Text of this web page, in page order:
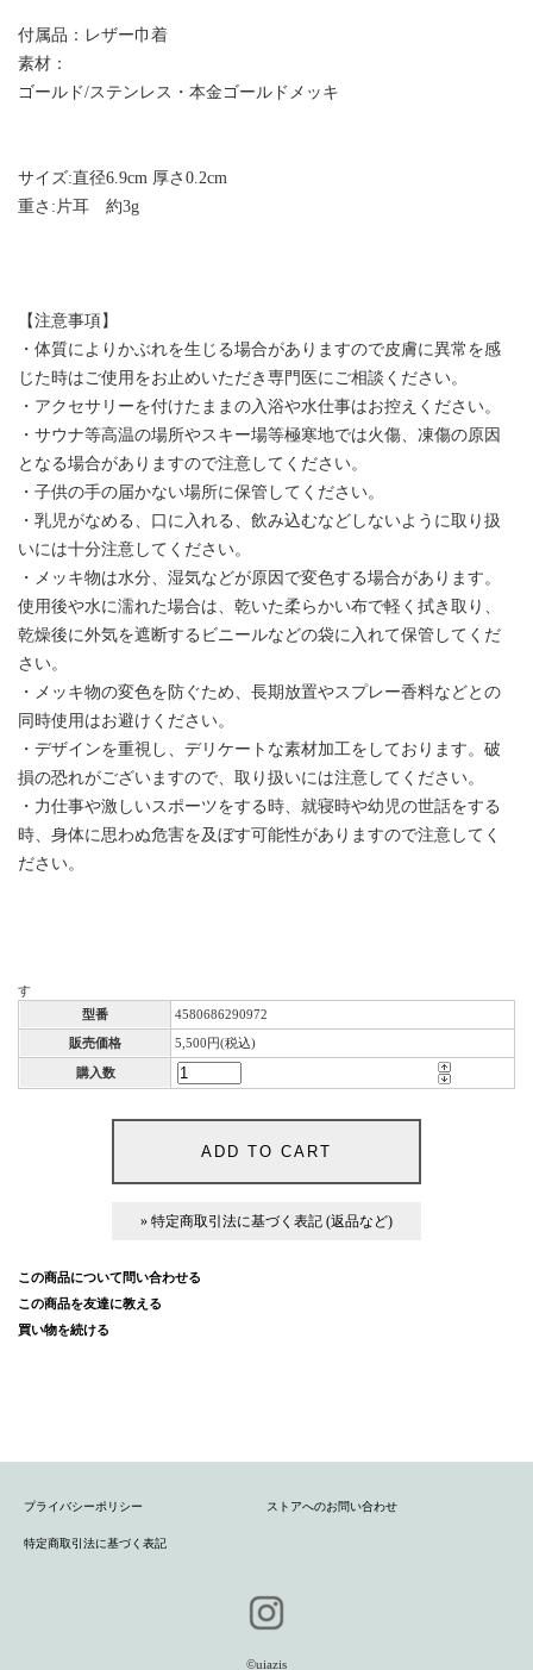
付属品：レザー巾着
素材：
ゴールド/ステンレス・本金ゴールドメッキ
サイズ:直径6.9cm 厚さ0.2cm
重さ:片耳 約3g
【注意事項】
・体質によりかぶれを生じる場合がありますので皮膚に異常を感
じた時はご使用をお止めいただき専門医にご相談ください。
・アクセサリーを付けたままの入浴や水仕事はお控えください。
・サウナ等高温の場所やスキー場等極寒地では火傷、凍傷の原因
となる場合がありますので注意してください。
・子供の手の届かない場所に保管してください。
・乳児がなめる、口に入れる、飲み込むなどしないように取り扱
いには十分注意してください。
・メッキ物は水分、湿気などが原因で変色する場合があります。
使用後や水に濡れた場合は、乾いた柔らかい布で軽く拭き取り、
乾燥後に外気を遮断するビニールなどの袋に入れて保管してくだ
さい。
・メッキ物の変色を防ぐため、長期放置やスプレー香料などとの
同時使用はお避けください。
・デザインを重視し、デリケートな素材加工をしております。破
損の恐れがございますので、取り扱いには注意してください。
・力仕事や激しいスポーツをする時、就寝時や幼児の世話をする
時、身体に思わぬ危害を及ぼす可能性がありますので注意してく
ださい。
す
型番
4580686290972
販売価格
5,500円(税込)
購入数
» 特定商取引法に基づく表記 (返品など)
この商品について問い合わせる
この商品を友達に教える
買い物を続ける
プライバシーポリシー
特定商取引法に基づく表記
ストアへのお問い合わせ
©️uiazis